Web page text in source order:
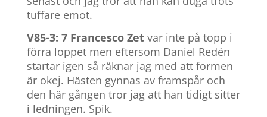
tuffare emot.
V85-3: 7 Francesco Zetvar inte på topp i
förra loppet men eftersom Daniel Redén
startar igen så räknar jag med att formen
är okej. Hästen gynnas av framspår och
den här gången tror jag att han tidigt sitter
i ledningen. Spik.